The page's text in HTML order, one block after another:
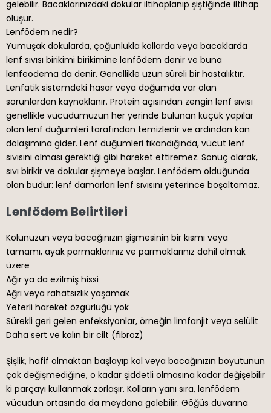
gelebilir. Bacaklarınızdaki dokular iltihaplanıp şiştiğinde iltihap
oluşur.
Lenfödem nedir?
Yumuşak dokularda, çoğunlukla kollarda veya bacaklarda
lenf sıvısı birikimi birikimine lenfödem denir ve buna
lenfeodema da denir. Genellikle uzun süreli bir hastalıktır.
Lenfatik sistemdeki hasar veya doğumda var olan
sorunlardan kaynaklanır. Protein açısından zengin lenf sıvısı
genellikle vücudumuzun her yerinde bulunan küçük yapılar
olan lenf düğümleri tarafından temizlenir ve ardından kan
dolaşımına gider. Lenf düğümleri tıkandığında, vücut lenf
sıvısını olması gerektiği gibi hareket ettiremez. Sonuç olarak,
sıvı birikir ve dokular şişmeye başlar. Lenfödem olduğunda
olan budur: lenf damarları lenf sıvısını yeterince boşaltamaz.
Lenfödem Belirtileri
Kolunuzun veya bacağınızın şişmesinin bir kısmı veya
tamamı, ayak parmaklarınız ve parmaklarınız dahil olmak
üzere
Ağır ya da ezilmiş hissi
Ağrı veya rahatsızlık yaşamak
Yeterli hareket özgürlüğü yok
Sürekli geri gelen enfeksiyonlar, örneğin limfanjit veya selülit
Daha sert ve kalın bir cilt (fibroz)
Şişlik, hafif olmaktan başlayıp kol veya bacağınızın boyutunun
çok değişmediğine, o kadar şiddetli olmasına kadar değişebilir
ki parçayı kullanmak zorlaşır. Kolların yanı sıra, lenfödem
vücudun ortasında da meydana gelebilir. Göğüs duvarına